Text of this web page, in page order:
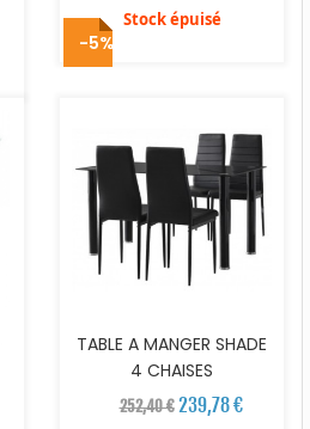
Stock épuisé
-5%
TABLE A MANGER SHADE
4 CHAISES
252,40 € 239,78 €